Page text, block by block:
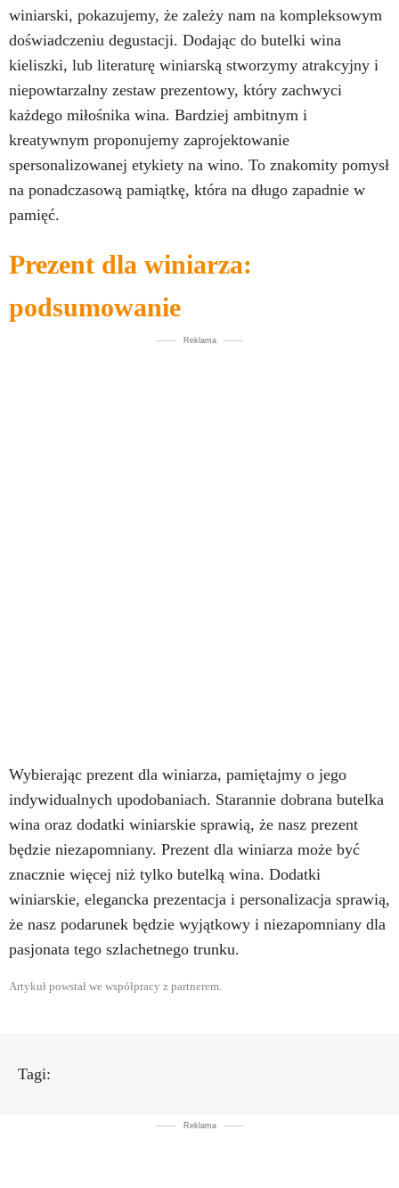
winiarski, pokazujemy, że zależy nam na kompleksowym
doświadczeniu degustacji. Dodając do butelki wina
kieliszki, lub literaturę winiarską stworzymy atrakcyjny i
niepowtarzalny zestaw prezentowy, który zachwyci
każdego miłośnika wina. Bardziej ambitnym i
kreatywnym proponujemy zaprojektowanie
spersonalizowanej etykiety na wino. To znakomity pomysł
na ponadczasową pamiątkę, która na długo zapadnie w
pamięć.
Prezent dla winiarza:
podsumowanie
Reklama
Wybierając prezent dla winiarza, pamiętajmy o jego
indywidualnych upodobaniach. Starannie dobrana butelka
wina oraz dodatki winiarskie sprawią, że nasz prezent
będzie niezapomniany. Prezent dla winiarza może być
znacznie więcej niż tylko butelką wina. Dodatki
winiarskie, elegancka prezentacja i personalizacja sprawią,
że nasz podarunek będzie wyjątkowy i niezapomniany dla
pasjonata tego szlachetnego trunku.
Artykuł powstał we współpracy z partnerem.
Tagi:
Reklama